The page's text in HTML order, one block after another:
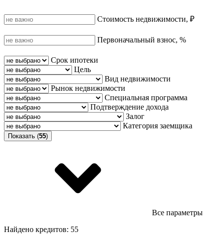
Стоимость недвижимости, ₽
Первоначальный взнос, %
Срок ипотеки
Цель
Вид недвижимости
Рынок недвижимости
Специальная программа
Подтверждение дохода
Залог
Категория заемщика
Показать (55)
Все параметры
Найдено кредитов: 55